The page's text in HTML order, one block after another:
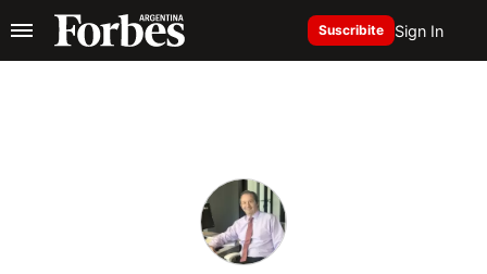
Suscribite Sign In